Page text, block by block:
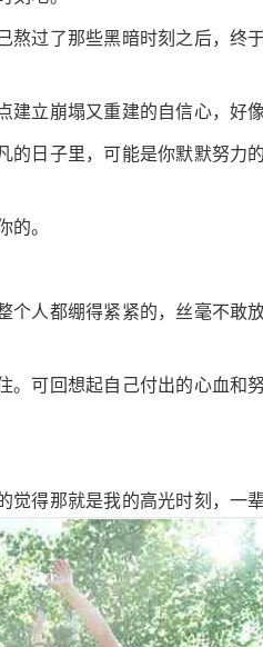
过了那些黑暗时刻之后，终
立崩塌又重建的自信心，好
日子里，可能是你默默努力
。
人都绷得紧紧的，丝毫不敢
可回想起自己付出的心血和
得那就是我的高光时刻，一